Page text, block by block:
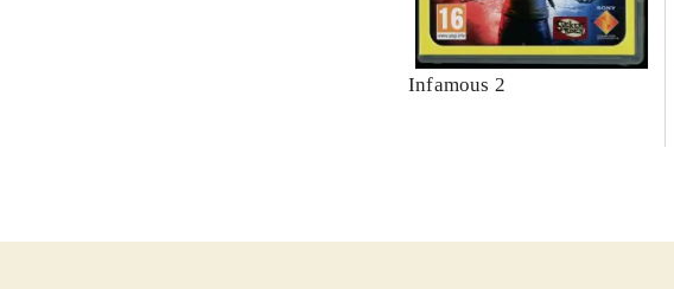
Infamous 2